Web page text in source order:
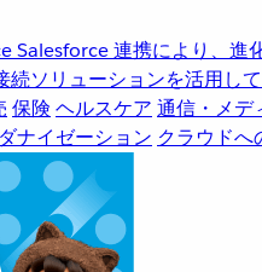
Salesforce 連携により、進
続ソリューションを活用し
保険 ヘルスケア 通信・メデ
ナイゼーション クラウドへ